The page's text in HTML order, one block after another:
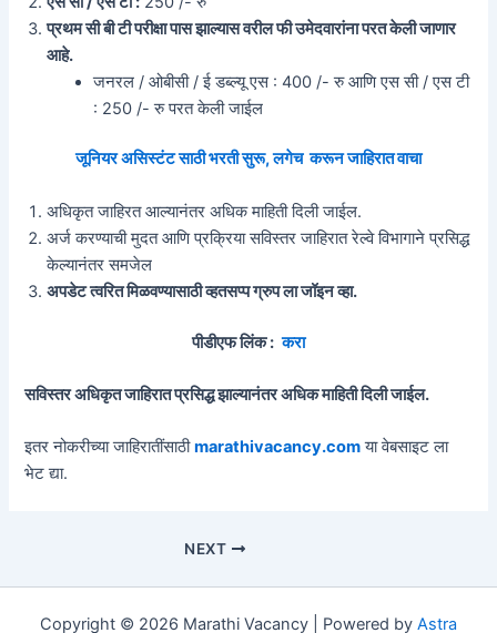
प्रथम सी बी टी परीक्षा पास झाल्यास वरील फी उमेदवारांना परत केली जाणार
आहे.
जनरल / ओबीसी / ई डब्ल्यू एस : 400 /- रु आणि एस सी / एस टी
: 250 /- रु परत केली जाईल
जूनियर असिस्टंट साठी भरती सुरू, लगेच करून जाहिरात वाचा
अधिकृत जाहिरत आल्यानंतर अधिक माहिती दिली जाईल.
अर्ज करण्याची मुदत आणि प्रक्रिया सविस्तर जाहिरात रेल्वे विभागाने प्रसिद्ध
केल्यानंतर समजेल
अपडेट त्वरित मिळवण्यासाठी व्हतसप्प ग्रुप ला जॉइन व्हा.
पीडीएफ लिंक : करा
सविस्तर अधिकृत जाहिरात प्रसिद्ध झाल्यानंतर अधिक माहिती दिली जाईल.
इतर नोकरीच्या जाहिरातींसाठीmarathivacancy.comया वेबसाइट ला
भेट द्या.
NEXT
Copyright © 2026 Marathi Vacancy | Powered by Astra